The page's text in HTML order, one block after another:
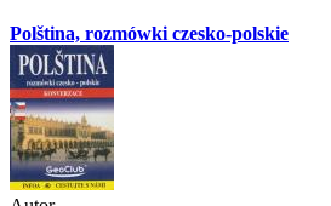
Polština, rozmówki czesko-polskie